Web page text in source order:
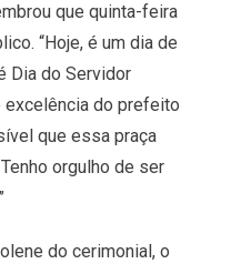
que quinta-feira
“Hoje, é um dia de
Dia do Servidor
excelência do prefeito
que essa praça
orgulho de ser
do cerimonial, o